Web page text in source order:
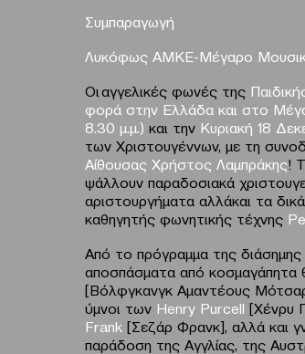
Συμπαραγωγή
Λυκόφως ΑΜΚΕ-Μέγαρο
Οι αγγελικές φωνές της
φορά στην Ελλάδα και στο
8.30 μ.μ.) και την Κυριακή 18
των Χριστουγέννων, με τη
Αίθουσας Χρήστος Λαμπράκης!
ψάλλουν παραδοσιακά
αριστουργήματα αλλάκαι τα
καθηγητής φωνητικής τέχνης
Από το πρόγραμμα της διάσημης
αποσπάσματα από κοσμαγάπητα
[Βόλφγκανγκ Αμαντέους
ύμνοι των Henry Purcell [Χένρυ
Frank [Σεζάρ Φρανκ], αλλά και
παράδοση της Αγγλίας, της